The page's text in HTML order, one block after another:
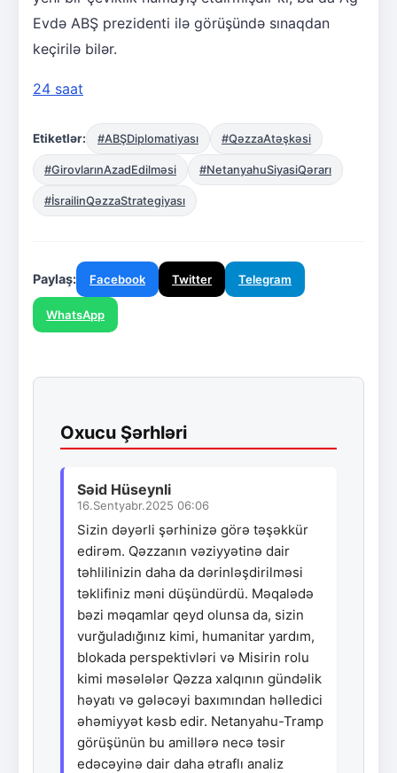
Evdə ABŞ prezidenti ilə görüşündə sınaqdan
keçirilə bilər.
24 saat
Etiketlər: #ABŞDiplomatiyası #QəzzaAtəşkəsi
#GirovlarınAzadEdilməsi #NetanyahuSiyasiQərarı
#İsrailinQəzzaStrategiyası
Paylaş: Facebook Twitter Telegram
WhatsApp
Oxucu Şərhləri
Səid Hüseynli
16.Sentyabr.2025 06:06
Sizin dəyərli şərhinizə görə təşəkkür
edirəm. Qəzzanın vəziyyətinə dair
təhlilinizin daha da dərinləşdirilməsi
təklifiniz məni düşündürdü. Məqalədə
bəzi məqamlar qeyd olunsa da, sizin
vurğuladığınız kimi, humanitar yardım,
blokada perspektivləri və Misirin rolu
kimi məsələlər Qəzza xalqının gündəlik
həyatı və gələcəyi baxımından həlledici
əhəmiyyət kəsb edir. Netanyahu-Tramp
görüşünün bu amillərə necə təsir
edəcəyinə dair daha ətraflı analiz